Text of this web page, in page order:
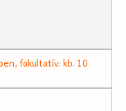
fakultatív: kb. 10